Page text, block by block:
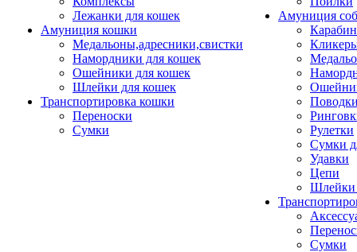
Лежанки для кошек
Амуниция кошки
Медальоны,адресники,свистки
Намордники для кошек
Ошейники для кошек
Шлейки для кошек
Транспортировка кошки
Переноски
Сумки
Амуниция
Рулетки
Сумки
Удавки
Цепи
Шлейки
Сумки